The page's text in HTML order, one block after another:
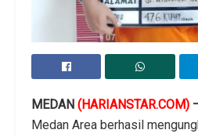
MEDAN (HARIANSTAR.COM)
Medan Area berhasil